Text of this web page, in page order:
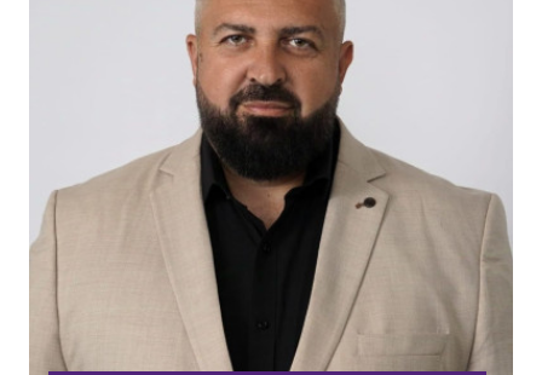
Petiții și inițiative
Hai alături de noi!